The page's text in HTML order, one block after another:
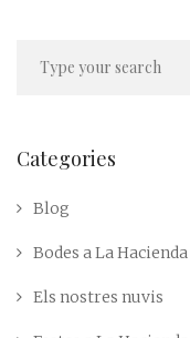
Categories
Blog
Bodes a La Hacienda
Els nostres nuvis